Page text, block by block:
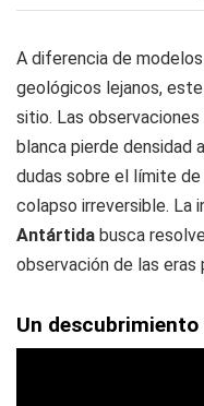
A diferencia de
geológicos lejanos, este
sitio. Las
blanca pierde densidad
dudas sobre el límite
colapso irreversible. La
Antártida busca
observación de las eras
Un